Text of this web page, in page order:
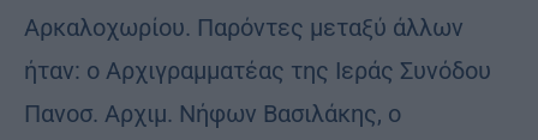
Αρκαλοχωρίου. Παρόντες μεταξύ άλλων
ήταν: ο Αρχιγραμματέας της Ιεράς Συνόδου
Πανοσ. Αρχιμ. Νήφων Βασιλάκης, ο